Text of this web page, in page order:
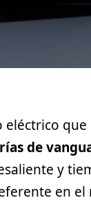
eléctrico
de
y
en el